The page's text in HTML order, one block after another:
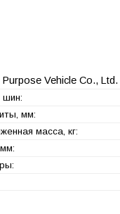
Vehicle Co., Ltd.
шин:
мм:
масса, кг: